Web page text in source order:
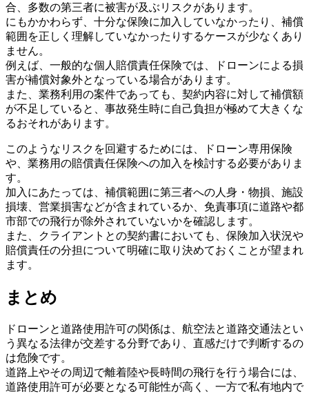
合、多数の第三者に被害が及ぶリスクがあります。
にもかかわらず、十分な保険に加入していなかったり、補償
範囲を正しく理解していなかったりするケースが少なくあり
ません。
例えば、一般的な個人賠償責任保険では、ドローンによる損
害が補償対象外となっている場合があります。
また、業務利用の案件であっても、契約内容に対して補償額
が不足していると、事故発生時に自己負担が極めて大きくな
るおそれがあります。
このようなリスクを回避するためには、ドローン専用保険
や、業務用の賠償責任保険への加入を検討する必要がありま
す。
加入にあたっては、補償範囲に第三者への人身・物損、施設
損壊、営業損害などが含まれているか、免責事項に道路や都
市部での飛行が除外されていないかを確認します。
また、クライアントとの契約書においても、保険加入状況や
賠償責任の分担について明確に取り決めておくことが望まれ
ます。
まとめ
ドローンと道路使用許可の関係は、航空法と道路交通法とい
う異なる法律が交差する分野であり、直感だけで判断するの
は危険です。
道路上やその周辺で離着陸や長時間の飛行を行う場合には、
道路使用許可が必要となる可能性が高く、一方で私有地内で